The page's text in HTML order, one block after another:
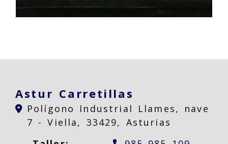
Astur Carretillas
Polígono Industrial Llames, nave
7 -Viella, 33429, Asturias